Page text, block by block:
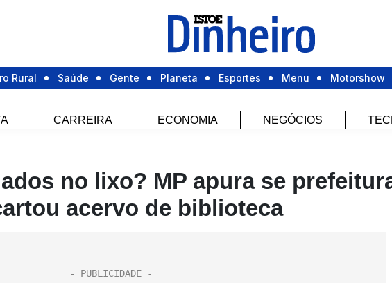
Rural Saúde Gente Planeta Esportes Menu Motorshow
CARREIRA ECONOMIA NEGÓCIOS
no lixo? MP apura se
acervo de biblioteca